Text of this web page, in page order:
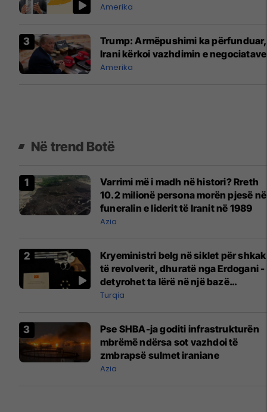
Amerika
Trump: Armëpushimi ka përfunduar,
Irani kërkoi vazhdimin e negociatave
Amerika
Në trend Botë
Varrimi më i madh në histori? Rreth
10.2 milionë persona morën pjesë në
funeralin e liderit të Iranit në 1989
Azia
Kryeministri belg në siklet për shkak
të revolverit, dhuratë nga Erdogani -
detyrohet ta lërë në një bazë
ushtarake
Turqia
Pse SHBA-ja goditi infrastrukturën
mbrëmë ndërsa sot vazhdoi të
zmbrapsë sulmet iraniane
Azia